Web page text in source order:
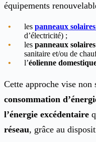
équipements
les panneaux
d’électricité) ;
les panneaux
sanitaire et/ou de
l’éolienne
Cette approche vise non
consommation
l’énergie excédentaire
réseau, grâce au